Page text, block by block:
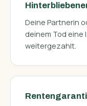
Deine Partnerin
deinem Tod eine
weitergezahlt.